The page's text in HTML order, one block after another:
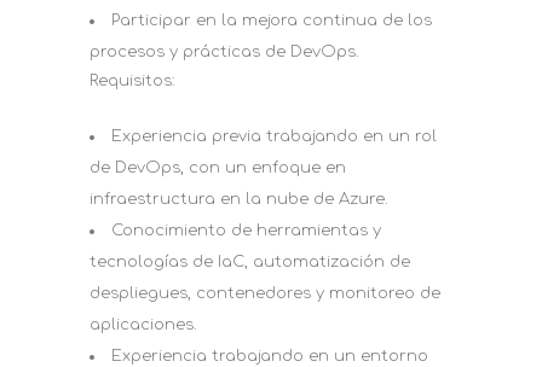
Participar en la mejora continua de los
procesos y prácticas de DevOps.
Requisitos:
Experiencia previa trabajando en un rol
de DevOps, con un enfoque en
infraestructura en la nube de Azure.
Conocimiento de herramientas y
tecnologías de IaC, automatización de
despliegues, contenedores y monitoreo de
aplicaciones.
Experiencia trabajando en un entorno